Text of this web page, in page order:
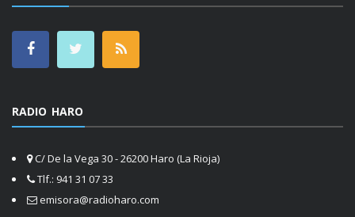
RADIO HARO
C/ De la Vega 30 - 26200 Haro (La Rioja)
Tlf.: 941 31 07 33
emisora@radioharo.com